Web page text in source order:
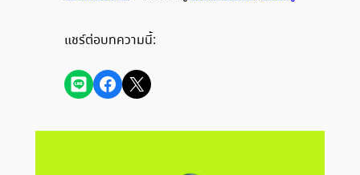
แชร์ต่อบทความนี้:
Share on LINEShare on Facebook
Share on X